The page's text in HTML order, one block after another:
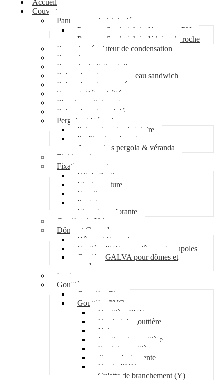
Accueil
Couverture
Panneau sandwich isolé
Panneau Sandwich isolé mousse PU
Panneau Sandwich isolé laine de roche
Bac acier régulateur de condensation
Bac acier sec
Bac acier imitation tuile
Polycarbonate pour panneau sandwich
Polycarbonate nervuré
Support d’étanchéité
Plancher collaborant
Polycarbonate ondulé
Pergola et Véranda
Polycarbonate alvéolaire
Profil polycarbonate
Accessoires pergola & véranda
Finition toiture
Fixation couverture
Kit de fixation
Vis de couture
Cavalier
Pontet
Vis auto-perforante
Costière de Velux
Dôme et Coupole
Dôme et Coupole
Costière PVC pour dômes et coupoles
Costière GALVA pour dômes et
coupoles
Lanterneau
Gouttière
Gouttière Zinc
Gouttière PVC
Gouttière PVC
Crochet de gouttière
Naissance
Jonction de gouttière
Fond de gouttière
Tuyau de descente
Coude PVC
Culotte de branchement (Y)